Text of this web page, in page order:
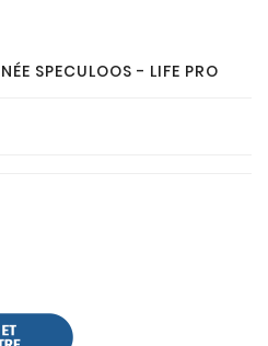
SPECULOOS - LIFE PRO